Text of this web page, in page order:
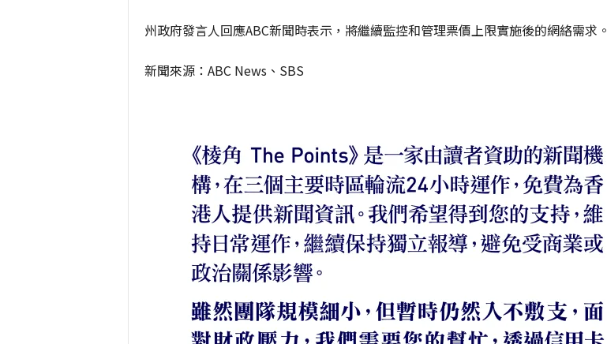
州政府發言人回應ABC新聞時表示，將繼續監控和管理票價上限實施後的網絡需求。
新聞來源：ABC News、SBS